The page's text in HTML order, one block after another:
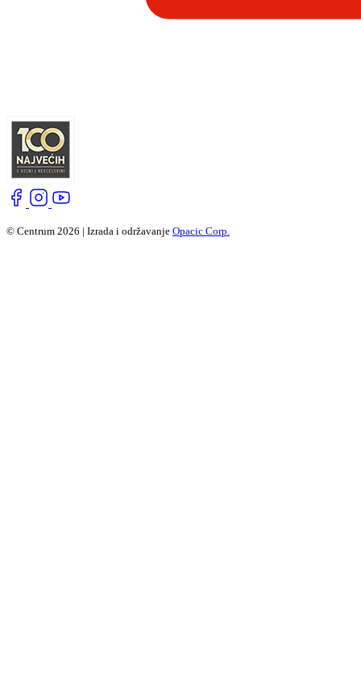
© Centrum 2026 | Izrada i održavanje Opacic Corp.